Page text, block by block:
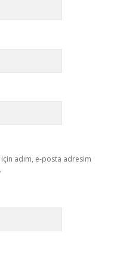
adım, e-posta adresim